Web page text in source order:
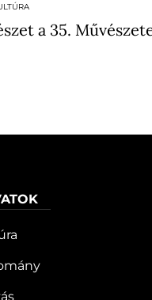
a 35.